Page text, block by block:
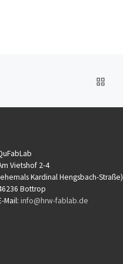
Vietshof 2-4
Kardinal Hengsbach-Straße)
Bottrop
Mail: info@hrw-fablab.de